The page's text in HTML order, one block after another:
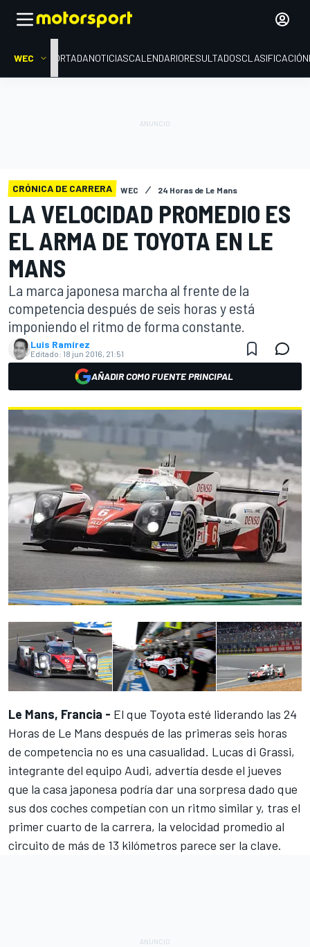
WEC PORTADANOTICIASCALENDARIORESULTADOSCLASIFICACIÓN
CRÓNICA DE CARRERA WEC 24 Horas de Le Mans
LA VELOCIDAD PROMEDIO ES
EL ARMA DE TOYOTA EN LE
MANS
La marca japonesa marcha al frente de la
competencia después de seis horas y está
imponiendo el ritmo de forma constante.
Luis Ramírez
Editado: 18 jun 2016, 21:51
AÑADIR COMO FUENTE PRINCIPAL
Le Mans, Francia - El que Toyota esté liderando las 24
Horas de Le Mans después de las primeras seis horas
de competencia no es una casualidad. Lucas di Grassi,
integrante del equipo Audi, advertía desde el jueves
que la casa japonesa podría dar una sorpresa dado que
sus dos coches competían con un ritmo similar y, tras el
primer cuarto de la carrera, la velocidad promedio al
circuito de más de 13 kilómetros parece ser la clave.